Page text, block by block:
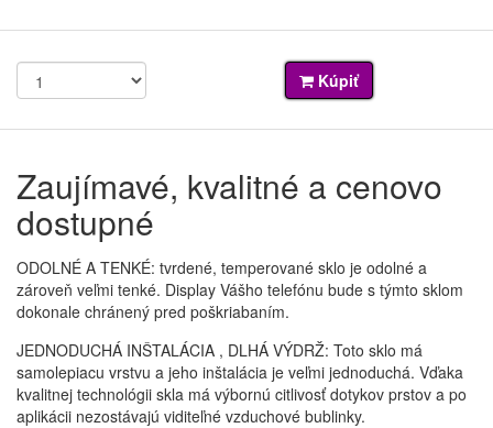
Kúpiť
Zaujímavé, kvalitné a cenovo
dostupné
ODOLNÉ A TENKÉ: tvrdené, temperované sklo je odolné a
zároveň veľmi tenké. Display Vášho telefónu bude s týmto sklom
dokonale chránený pred poškriabaním.
JEDNODUCHÁ INŠTALÁCIA , DLHÁ VÝDRŽ: Toto sklo má
samolepiacu vrstvu a jeho inštalácia je veľmi jednoduchá. Vďaka
kvalitnej technológii skla má výbornú citlivosť dotykov prstov a po
aplikácii nezostávajú viditeľné vzduchové bublinky.